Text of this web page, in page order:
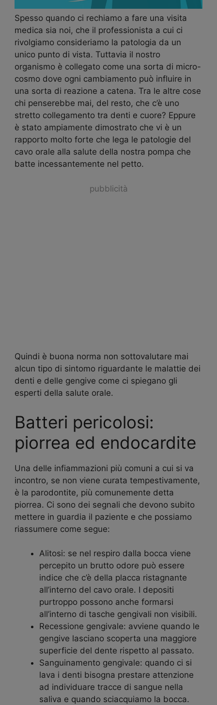
Spesso quando ci rechiamo a fare una visita
medica sia noi, che il professionista a cui ci
rivolgiamo consideriamo la patologia da un
unico punto di vista. Tuttavia il nostro
organismo è collegato come una sorta di micro-
cosmo dove ogni cambiamento può influire in
una sorta di reazione a catena. Tra le altre cose
chi penserebbe mai, del resto, che c’è uno
stretto collegamento tra denti e cuore? Eppure
è stato ampiamente dimostrato che vi è un
rapporto molto forte che lega le patologie del
cavo orale alla salute della nostra pompa che
batte incessantemente nel petto.
pubblicità
Quindi è buona norma non sottovalutare mai
alcun tipo di sintomo riguardante le malattie dei
denti e delle gengive come ci spiegano gli
esperti della salute orale.
Batteri pericolosi:
piorrea ed endocardite
Una delle infiammazioni più comuni a cui si va
incontro, se non viene curata tempestivamente,
è la parodontite, più comunemente detta
piorrea. Ci sono dei segnali che devono subito
mettere in guardia il paziente e che possiamo
riassumere come segue:
Alitosi: se nel respiro dalla bocca viene
percepito un brutto odore può essere
indice che c’è della placca ristagnante
all’interno del cavo orale. I depositi
purtroppo possono anche formarsi
all’interno di tasche gengivali non visibili.
Recessione gengivale: avviene quando le
gengive lasciano scoperta una maggiore
superficie del dente rispetto al passato.
Sanguinamento gengivale: quando ci si
lava i denti bisogna prestare attenzione
ad individuare tracce di sangue nella
saliva e quando sciacquiamo la bocca.